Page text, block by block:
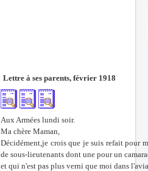
Lettre à ses parents, février 1918
Aux Armées lundi soir.
Ma chère Maman,
Décidément,je crois que je suis refait pour
de sous-lieutenants dont une pour un
et qui n'est pas plus verni que moi dans